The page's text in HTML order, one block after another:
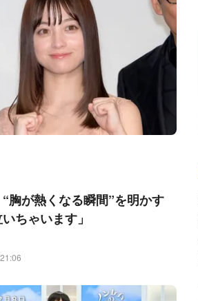
胸が熱くなる瞬間”を明かす
ちゃいます」